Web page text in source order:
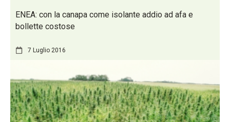
ENEA: con la canapa come isolante addio ad afa e
bollette costose
7 Luglio 2016